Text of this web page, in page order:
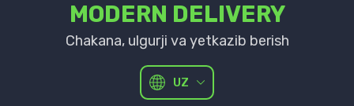
MODERN DELIVERY
Chakana, ulgurji va yetkazib berish
UZ